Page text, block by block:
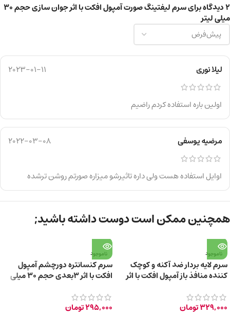
2 دیدگاه برای سرم لیفتینگ صورت آمپول افکت با اثر جوان سازی حجم ۳۰
میلی لیتر
لیلا نوری 2023-01-11
اولین باره استفاده کردم راضیم
مرضیه یوسفی 2022-03-08
اوایل استفاده هست ولی داره تاثیرشو میزاره صورتم روشن ترشده
همچنین ممکن است دوست داشته باشید;
ناموجود
سرم لایه بردار ضد آکنه و کوچک
کننده منافذ باز آمپول افکت با اثر
329,000تومان
ناموجود
سرم کنسانتره دورچشم آمپول
افکت با اثر 3بعدی حجم ۳۰ میلی
295,000تومان